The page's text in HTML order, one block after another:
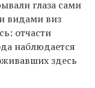
глаза сами
видами виз
отчасти
наблюдается
здесь